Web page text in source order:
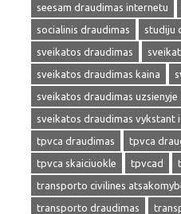
seesam draudimas internetu
socialinis draudimas
studiju
sveikatos draudimas
sveikatos draudimas kaina
sveikatos draudimas uzsienyje
sveikatos draudimas vykstant i
tpvca draudimas
tpvca
tpvca skaiciuokle
tpvcad
transporto civilines
transporto draudimas